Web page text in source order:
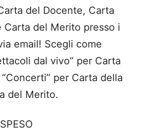
del Docente, Carta
Carta del Merito presso i
email! Scegli come
dal vivo” per Carta
per Carta della
del Merito.